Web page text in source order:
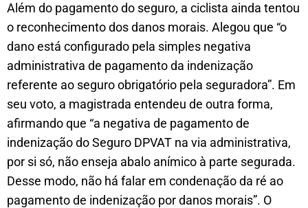
Além do pagamento do seguro, a ciclista ainda tentou
o reconhecimento dos danos morais. Alegou que “o
dano está configurado pela simples negativa
administrativa de pagamento da indenização
referente ao seguro obrigatório pela seguradora”. Em
seu voto, a magistrada entendeu de outra forma,
afirmando que “a negativa de pagamento de
indenização do Seguro DPVAT na via administrativa,
por si só, não enseja abalo anímico à parte segurada.
Desse modo, não há falar em condenação da ré ao
pagamento de indenização por danos morais”. O